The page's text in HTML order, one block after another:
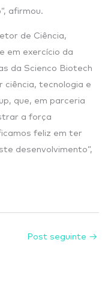
afirmou.
de Ciência,
em exercício da
da Scienco Biotech
ciência, tecnologia e
que, em parceria
a força
feliz em ter
desenvolvimento”,
Post seguinte →